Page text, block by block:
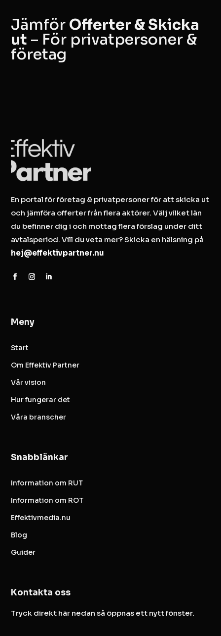
Jämför Offerter & Skicka
ut – För privatpersoner &
företag
En portal för företag & privatpersoner för att skicka ut
och jämföra offerter från flera aktörer. Välj vilket län
du befinner dig i och mottag flera förslag under ditt
avtalsperiod. Vill du veta mer? Skicka en hälsning på
hej@effektivpartner.nu
Meny
Start
Om Effektiv Partner
Vår vision
Hur fungerar det
Våra branscher
Snabblänkar
Information om RUT
Information om ROT
Effektivmedia.nu
Blog
Guider
Kontakta oss
Tryck direkt här nedan så öppnas ett nytt fönster.